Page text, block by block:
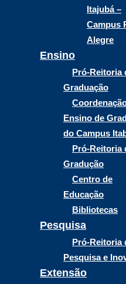
Itajubá –
Campus
Alegre
Ensino
Pró-Reitoria
Graduação
Ensino de
do Campus
Pró-Reitoria
Gradução
Centro de
Educação
Bibliotecas
Pesquisa
Pró-Reitoria
Pesquisa e
Extensão